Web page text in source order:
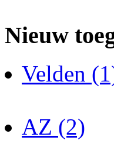
Nieuw
Velden
AZ (2)